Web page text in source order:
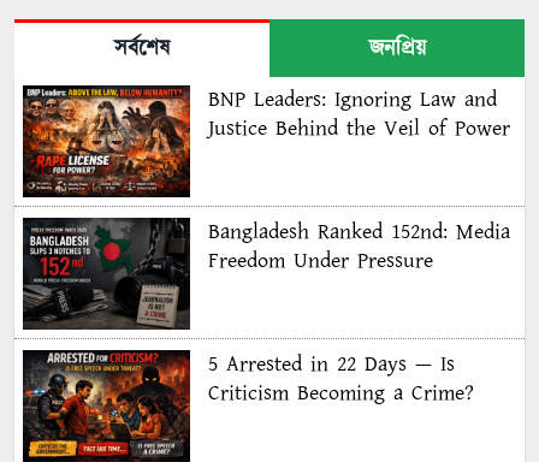
সর্বশেষ
জনপ্রিয়
BNP Leaders: Ignoring Law and
Justice Behind the Veil of Power
Bangladesh Ranked 152nd: Media
Freedom Under Pressure
5 Arrested in 22 Days — Is
Criticism Becoming a Crime?